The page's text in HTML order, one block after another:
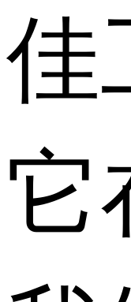
佳
它